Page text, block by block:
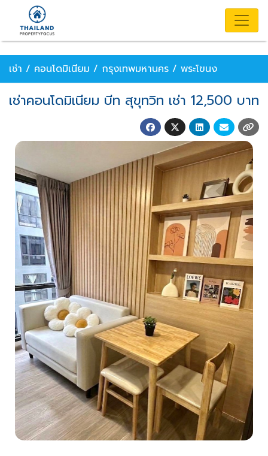
เช่า / คอนโดมิเนียม / กรุงเทพมหานคร / พระโขนง
เช่าคอนโดมิเนียม บีท สุขุทวิท เช่า 12,500 บาท